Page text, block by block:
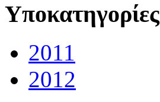
Υποκατηγορίες
2011
2012